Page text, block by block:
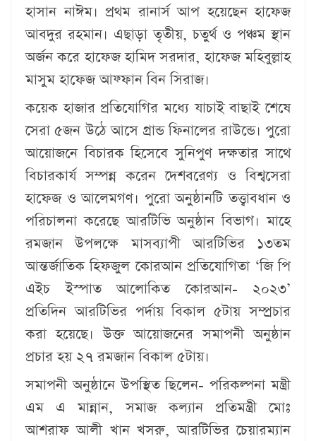
হাসান নাঈম। প্রথম রানার্স আপ হয়েছেন হাফেজ
আবদুর রহমান। এছাড়া তৃতীয়, চতুর্থ ও পঞ্চম স্থান
অর্জন করে হাফেজ হামিদ সরদার, হাফেজ মহিবুল্লাহ
মাসুম হাফেজ আফ্ফান বিন সিরাজ।
কয়েক হাজার প্রতিযোগির মধ্যে যাচাই বাছাই শেষে
সেরা ৫জন উঠে আসে গ্রান্ড ফিনালের রাউন্ডে। পুরো
আয়োজনে বিচারক হিসেবে সুনিপুণ দক্ষতার সাথে
বিচারকার্য সম্পন্ন করেন দেশবরেণ্য ও বিশ্বসেরা
হাফেজ ও আলেমগণ। পুরো অনুষ্ঠানটি তত্ত্বাবধান ও
পরিচালনা করেছে আরটিভি অনুষ্ঠান বিভাগ। মাহে
রমজান উপলক্ষে মাসব্যাপী আরটিভির ১৩তম
আন্তর্জাতিক হিফজুল কোরআন প্রতিযোগিতা ‘জি পি
এইচ ইস্পাত আলোকিত কোরআন- ২০২৩’
প্রতিদিন আরটিভির পর্দায় বিকাল ৫টায় সম্প্রচার
করা হয়েছে। উক্ত আয়োজনের সমাপনী অনুষ্ঠান
প্রচার হয় ২৭ রমজান বিকাল ৫টায়।
সমাপনী অনুষ্ঠানে উপস্থিত ছিলেন- পরিকল্পনা মন্ত্রী
এম এ মান্নান, সমাজ কল্যান প্রতিমন্ত্রী মোঃ
আশরাফ আলী খান খসরু, আরটিভির চেয়ারম্যান